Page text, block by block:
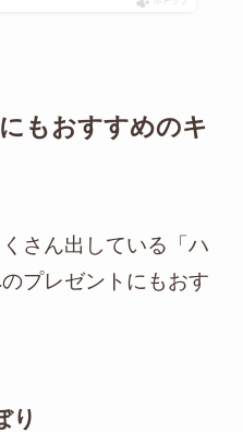
もおすすめのキ
さん出している「ハ
プレゼントにもおす
り